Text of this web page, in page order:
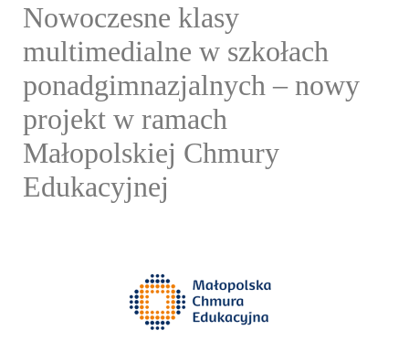
Nowoczesne klasy
multimedialne w szkołach
ponadgimnazjalnych – nowy
projekt w ramach
Małopolskiej Chmury
Edukacyjnej